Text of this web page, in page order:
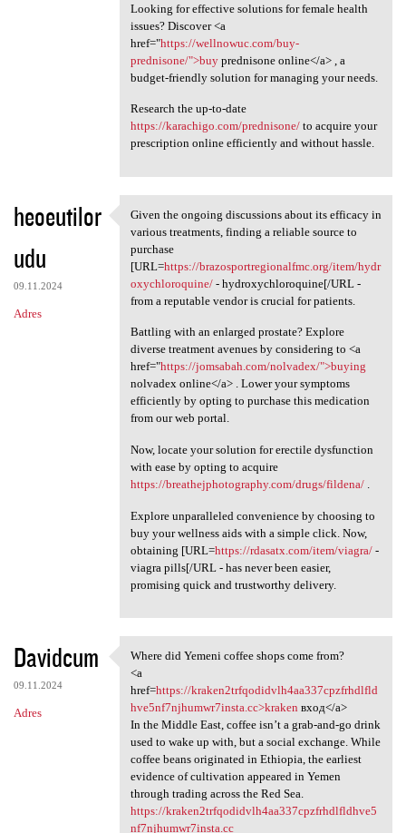
Looking for effective solutions for female health
issues? Discover <a
href="https://wellnowuc.com/buy-
prednisone/">buyprednisone online</a> , a
budget-friendly solution for managing your needs.
Research the up-to-date
https://karachigo.com/prednisone/to acquire your
prescription online efficiently and without hassle.
heoeutilor
udu
09.11.2024
Adres
Given the ongoing discussions
Given the ongoing discussions about its efficacy in
various treatments, finding a reliable source to
purchase
[URL=https://brazosportregionalfmc.org/item/hydr
oxychloroquine/- hydroxychloroquine[/URL -
from a reputable vendor is crucial for patients.
Battling with an enlarged prostate? Explore
diverse treatment avenues by considering to <a
href="https://jomsabah.com/nolvadex/">buying
nolvadex online</a> . Lower your symptoms
efficiently by opting to purchase this medication
from our web portal.
Now, locate your solution for erectile dysfunction
with ease by opting to acquire
https://breathejphotography.com/drugs/fildena/.
Explore unparalleled convenience by choosing to
buy your wellness aids with a simple click. Now,
obtaining [URL=https://rdasatx.com/item/viagra/-
viagra pills[/URL - has never been easier,
promising quick and trustworthy delivery.
Davidcum
09.11.2024
Adres
Where did Yemeni coffee shops
Where did Yemeni coffee shops come from?
<a
href=https://kraken2trfqodidvlh4aa337cpzfrhdlfld
hve5nf7njhumwr7insta.cc>kraken вход</a>
In the Middle East, coffee isn’t a grab-and-go drink
used to wake up with, but a social exchange. While
coffee beans originated in Ethiopia, the earliest
evidence of cultivation appeared in Yemen
through trading across the Red Sea.
https://kraken2trfqodidvlh4aa337cpzfrhdlfldhve5
nf7njhumwr7insta.cc